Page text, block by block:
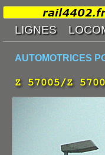
AUTOMOTRICES
Z 57005/Z